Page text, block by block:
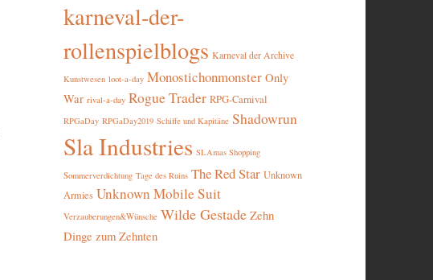
karneval-der-
rollenspielblogs Karneval der Archive
Kunstwesen loot-a-day Monostichonmonster Only
War rival-a-day Rogue Trader RPG-Carnival
RPGaDay RPGaDay2019 Schiffe und Kapitäne Shadowrun
Sla Industries SLAmas Shopping
Sommerverdichtung Tage des Ruins The Red Star Unknown
Armies Unknown Mobile Suit
Verzauberungen&Wünsche Wilde Gestade Zehn
Dinge zum Zehnten